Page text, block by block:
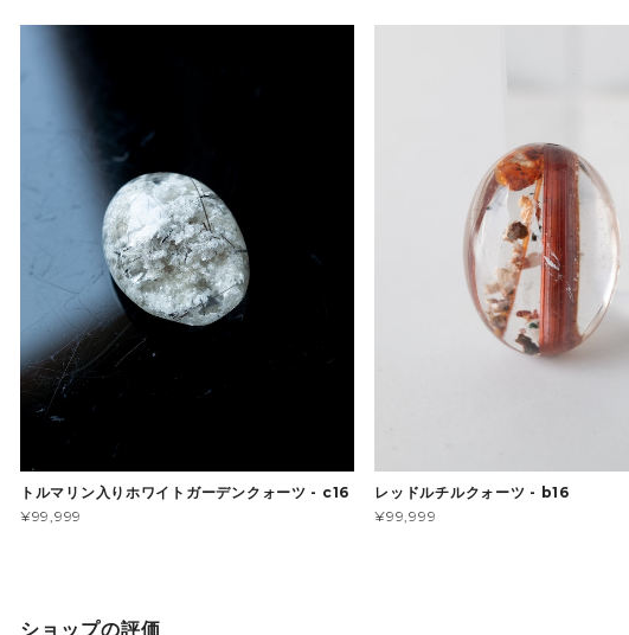
トルマリン入りホワイトガーデンクォーツ - c16
¥99,999
レッドルチルクォーツ - b16
¥99,999
ショップの評価